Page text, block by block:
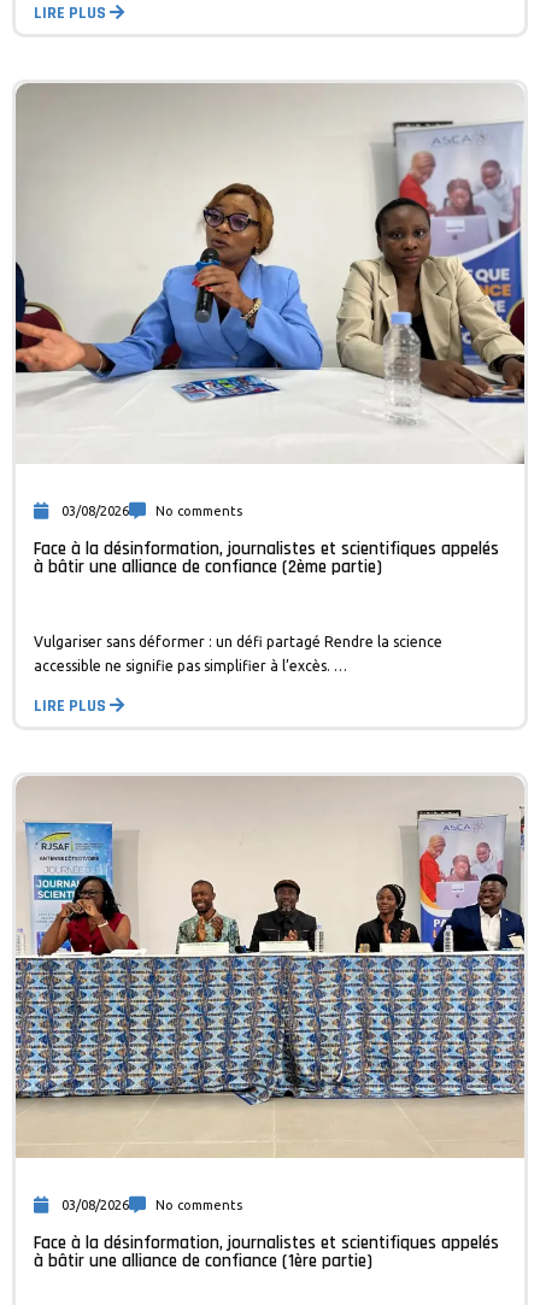
LIRE PLUS
03/08/2026 No comments
Face à la désinformation, journalistes et scientifiques appelés
à bâtir une alliance de confiance (2ème partie)
Vulgariser sans déformer : un défi partagé Rendre la science
accessible ne signifie pas simplifier à l’excès. …
LIRE PLUS
03/08/2026 No comments
Face à la désinformation, journalistes et scientifiques appelés
à bâtir une alliance de confiance (1ère partie)